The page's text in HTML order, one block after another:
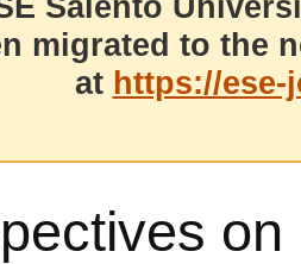
migrated to the
at https://